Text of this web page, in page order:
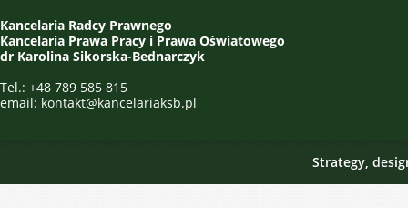
Kancelaria Radcy Prawnego
Kancelaria Prawa Pracy i Prawa Oświatowego
dr Karolina Sikorska-Bednarczyk
Tel.: +48 789 585 815
email: kontakt@kancelariaksb.pl
Strategy,